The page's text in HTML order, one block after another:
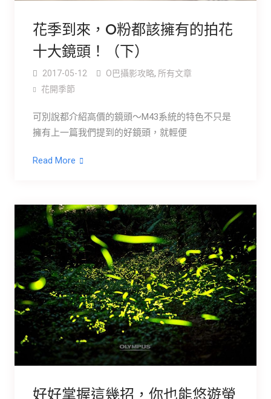
花季到來，O粉都該擁有的拍花
十大鏡頭！（下）
2017-05-12 O巴攝影攻略, 所有文章
花開季節
可別說都介紹高價的鏡頭～M43系統的特色不只是
擁有上一篇我們提到的好鏡頭，就輕便
Read More
好好掌握這幾招，你也能悠遊螢